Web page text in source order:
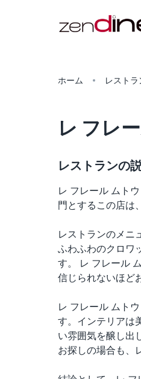
ホーム レストラ
レ フレ
レストランの
レ フレール ムト
門とするこの店は
レストランのメニ
ふわふわのクロワ
す。 レ フレール
信じられないほど
レ フレール ムト
す。インテリアは
い雰囲気を醸し出
お探しの場合も、